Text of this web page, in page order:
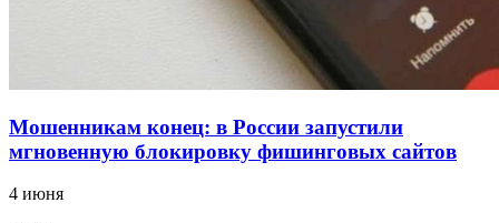
Мошенникам конец: в России запустили
мгновенную блокировку фишинговых сайтов
4 июня